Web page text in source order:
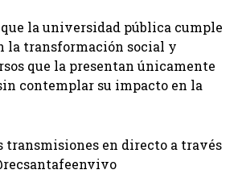
que la universidad pública cumple
la transformación social y
que la presentan únicamente
contemplar su impacto en la
transmisiones en directo a través